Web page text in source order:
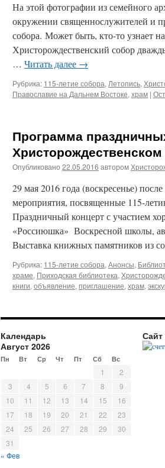
На этой фотографии из семейного
окружении священнослужителей и
собора. Может быть, кто-то узнает
Христорождественский собор
… Читать далее →
Рубрика: 115-летие собора, Летопись,
Православие на Дальнем Востоке, храм |
Программа
Опубликовано 22.05.2016 автором
29 мая 2016 года (воскресенье)
мероприятия, посвященные 115-
Праздничный концерт с участием
«Россиюшка» Воскресной школы,
Выставка книжных памятников из
Рубрика: 115-летие собора, Анонсы,
храме, Приходская библиотека,
книги, объявление, приглашение, храм,
Календарь
Август 2026
Пн Вт Ср Чт Пт Сб Вс
1
2
3
4 5 6 7 8
9
10
11 12 13 14 15
16
17
18 19 20 21 22
23
24
25 26 27 28 29
30
31
« Фев
Сайт